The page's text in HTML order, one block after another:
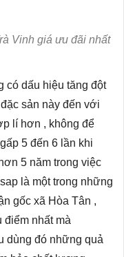
Vinh giá ưu đãi nhất
có dấu hiệu tăng đột
sản này đến với
lí hơn , không để
5 đến 6 lần khi
5 năm trong việc
là một trong những
gốc xã Hòa Tân ,
điểm nhất mà
dùng đó những quả